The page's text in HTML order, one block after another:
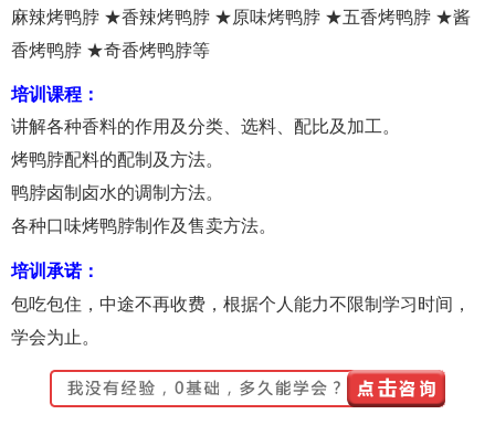
麻辣烤鸭脖 ★香辣烤鸭脖 ★原味烤鸭脖 ★五香烤鸭脖 ★酱
香烤鸭脖 ★奇香烤鸭脖等
培训课程：
讲解各种香料的作用及分类、选料、配比及加工。
烤鸭脖配料的配制及方法。
鸭脖卤制卤水的调制方法。
各种口味烤鸭脖制作及售卖方法。
培训承诺：
包吃包住，中途不再收费，根据个人能力不限制学习时间，
学会为止。